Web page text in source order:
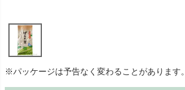
※パッケージは予告なく変わることがあります。